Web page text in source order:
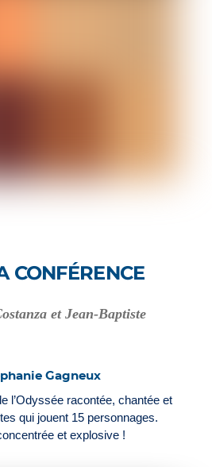
CONFÉRENCE
et Jean-Baptiste
Gagneux
l’Odyssée racontée, chantée et
qui jouent 15 personnages.
et explosive !